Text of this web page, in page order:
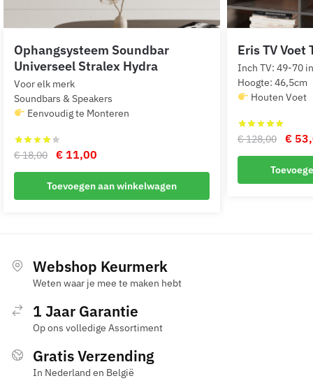
Ophangsysteem Soundbar
Universeel Stralex Hydra
Voor elk merk
Soundbars & Speakers
Eenvoudig te Monteren
€18,00
Oorspronkelijke
prijs
was:
€ 11,00
prijs
is:
Toevoegen aan winkelwagen
Eris TV
Inch TV: 49-70
Hoogte: 46,5cm
Houten Voet
€128,00
prijs
was:
€
Webshop Keurmerk
Weten waar je mee te maken hebt
1 Jaar Garantie
Op ons volledige Assortiment
Gratis Verzending
In Nederland en België